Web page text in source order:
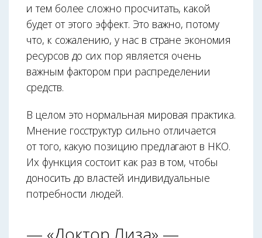
и тем более сложно просчитать, какой
будет от этого эффект. Это важно, потому
что, к сожалению, у нас в стране экономия
ресурсов до сих пор является очень
важным фактором при распределении
средств.
В целом это нормальная мировая практика.
Мнение госструктур сильно отличается
от того, какую позицию предлагают в НКО.
Их функция состоит как раз в том, чтобы
доносить до властей индивидуальные
потребности людей.